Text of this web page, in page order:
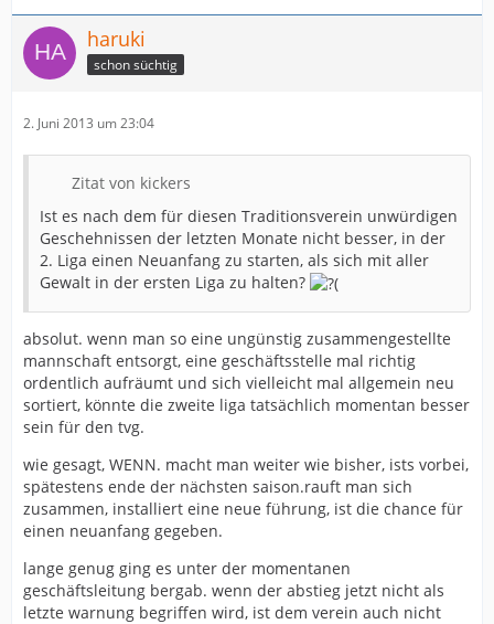
haruki
schon süchtig
2. Juni 2013 um 23:04
Zitat von kickers
Ist es nach dem für diesen Traditionsverein unwürdigen
Geschehnissen der letzten Monate nicht besser, in der
2. Liga einen Neuanfang zu starten, als sich mit aller
Gewalt in der ersten Liga zu halten?
absolut. wenn man so eine ungünstig zusammengestellte
mannschaft entsorgt, eine geschäftsstelle mal richtig
ordentlich aufräumt und sich vielleicht mal allgemein neu
sortiert, könnte die zweite liga tatsächlich momentan besser
sein für den tvg.
wie gesagt, WENN. macht man weiter wie bisher, ists vorbei,
spätestens ende der nächsten saison.rauft man sich
zusammen, installiert eine neue führung, ist die chance für
einen neuanfang gegeben.
lange genug ging es unter der momentanen
geschäftsleitung bergab. wenn der abstieg jetzt nicht als
letzte warnung begriffen wird, ist dem verein auch nicht